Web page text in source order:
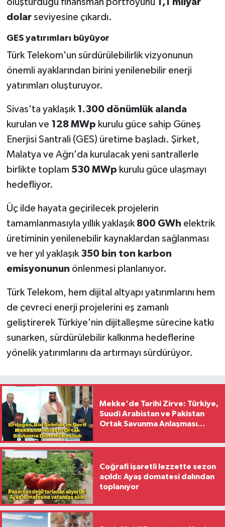
dolarseviyesine çıkardı.
GES yatırımları büyüyor
Türk Telekom'un sürdürülebilirlik vizyonunun
önemli ayaklarından birini yenilenebilir enerji
yatırımları oluşturuyor.
Sivas'ta yaklaşık 1.300 dönümlük alanda
kurulan ve 128 MWp kurulu güce sahip Güneş
Enerjisi Santrali (GES) üretime başladı. Şirket,
Malatya ve Ağrı'da kurulacak yeni santrallerle
birlikte toplam 530 MWp kurulu güce ulaşmayı
hedefliyor.
Üç ilde hayata geçirilecek projelerin
tamamlanmasıyla yıllık yaklaşık 800 GWh elektrik
üretiminin yenilenebilir kaynaklardan sağlanması
ve her yıl yaklaşık 350 bin ton karbon
emisyonunun önlenmesi planlanıyor.
Türk Telekom, hem dijital altyapı yatırımlarını hem
de çevreci enerji projelerini eş zamanlı
geliştirerek Türkiye'nin dijitalleşme sürecine katkı
sunarken, sürdürülebilir kalkınma hedeflerine
yönelik yatırımlarını da artırmayı sürdürüyor.
Mekke'de Tarihi Zirve: Türkiye,
Suudi Arabistan ve Pakistan
Ortak Savunma Anlaşması
Coğrafi işaretli lezzette sezon
açıldı: Ayaş domatesi dalından
toplanıyor